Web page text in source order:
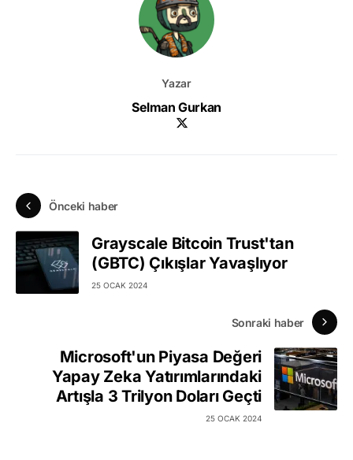
Yazar
Selman Gurkan
Önceki haber
Grayscale Bitcoin Trust'tan
(GBTC) Çıkışlar Yavaşlıyor
25 OCAK 2024
Sonraki haber
Microsoft'un Piyasa Değeri
Yapay Zeka Yatırımlarındaki
Artışla 3 Trilyon Doları Geçti
25 OCAK 2024